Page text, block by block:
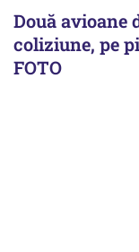
Două avioane
coliziune, pe
FOTO